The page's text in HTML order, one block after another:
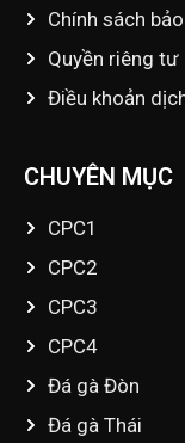
Chính sách
Quyền riêng tư
Điều khoản
CHUYÊN MỤC
CPC1
CPC2
CPC3
CPC4
Đá gà Đòn
Đá gà Thái